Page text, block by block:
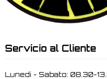
Servicio al Cliente
Lunedi - Sabato: 08.30-